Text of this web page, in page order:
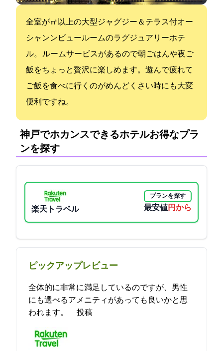
全70室が70㎡以上の大型ジャグジー＆テラス付オー
シャンンビュールームのラグジュアリーホテ
ル。 ルームサービスがあるので朝ごはんや夜ご
飯をちょっと贅沢に楽しめます。遊んで疲れて
ご飯を食べに行くのがめんどくさい時にも大変
便利ですね。
神戸でホカンスできるホテル:お得なプラ
ンを探す
楽天トラベル
プランを探す
最安値11170円から
ピックアップレビュー
全体的に非常に満足しているのですが、男性
にも選べるアメニティがあっても良いかと思
われます。 2023-05-24 20:17:15投稿